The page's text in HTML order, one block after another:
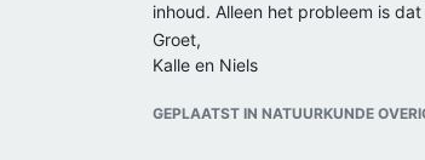
inhoud. Alleen het probleem is
Groet,
Kalle en Niels
GEPLAATST IN NATUURKUNDE